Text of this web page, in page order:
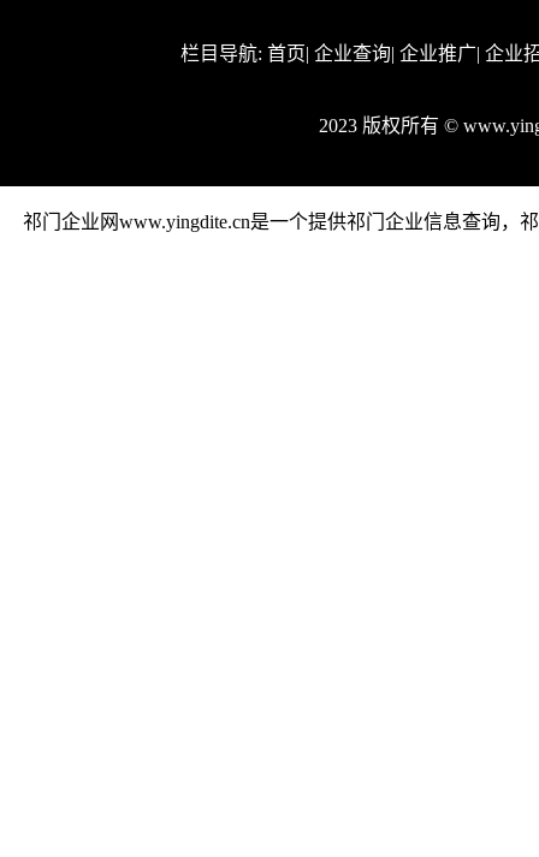
栏目导航: 首页| 企业查询| 企业推广| 企业
2023 版权所有 ©
祁门企业网www.yingdite.cn是一个提供祁门企业信息查询